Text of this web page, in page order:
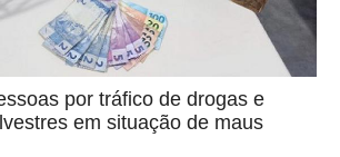
por tráfico de drogas e
em situação de maus